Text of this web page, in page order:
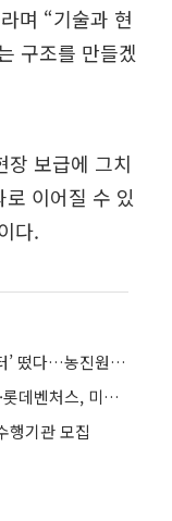
며 “기술과 현
구조를 만들겠
장 보급에 그치
이어질 수 있
다.
농식품 스타트업 키울 ‘민간 액셀러레이터’ 떴다…농진원, 창업 기획 투자사 8곳 선정
롯데 계열사와 ‘실전 검증’ 기회…농진원·롯데벤처스, 미래식단 6기 모집
행기관 모집